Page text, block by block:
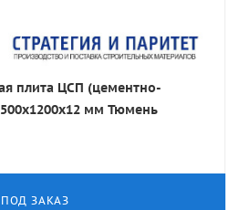
плита ЦСП (цементно-
мм Тюмень
ПОД ЗАКАЗ